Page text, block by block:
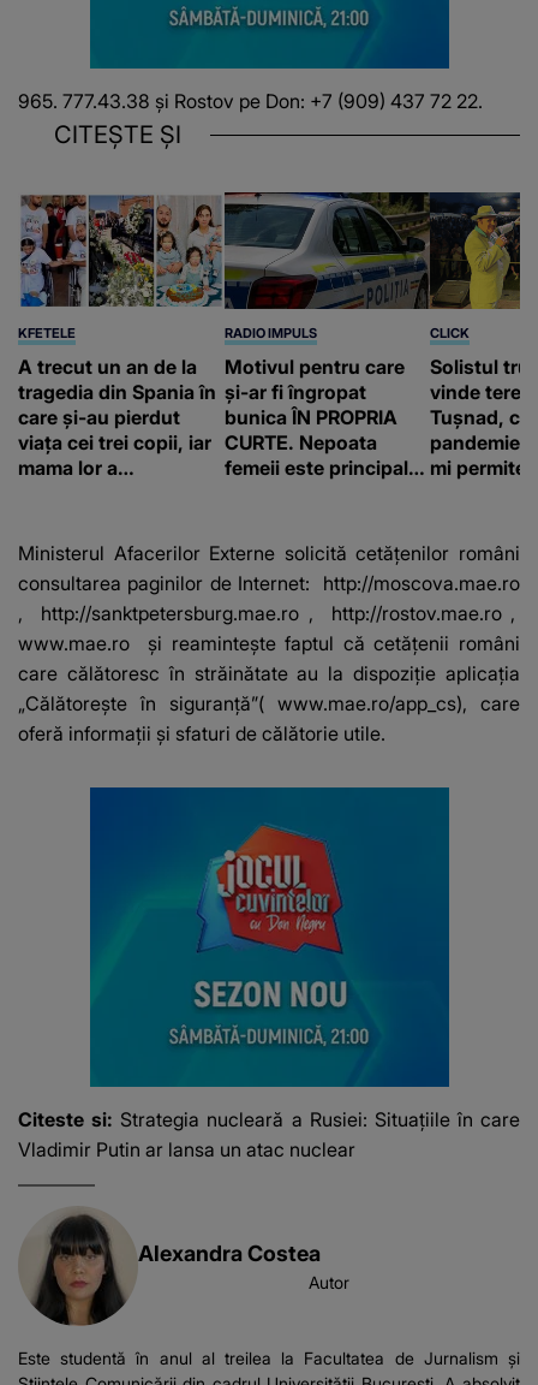
965. 777.43.38 şi Rostov pe Don: +7 (909) 437 72 22.
CITEȘTE ȘI
KFETELE
A trecut un an de la
tragedia din Spania în
care și-au pierdut
viața cei trei copii, iar
mama lor a…
RADIO IMPULS
Motivul pentru care
și-ar fi îngropat
bunica ÎN PROPRIA
CURTE. Nepoata
femeii este principalul
DESCOPERIT DE
ANCHETATORI a șocat
localnicii
CLICK
Solistul
vinde
Tușnad,
pandemie:
mi permite
Ministerul Afacerilor Externe solicită cetăţenilor români
consultarea paginilor de Internet: http://moscova.mae.ro
, http://sanktpetersburg.mae.ro , http://rostov.mae.ro,
www.mae.ro şi reaminteşte faptul că cetăţenii români
care călătoresc în străinătate au la dispoziţie aplicaţia
„Călătoreşte în siguranţă”( www.mae.ro/app_cs), care
oferă informaţii şi sfaturi de călătorie utile.
Citeste si: Strategia nucleară a Rusiei: Situațiile în care
Vladimir Putin ar lansa un atac nuclear
Alexandra Costea
Autor
Este studentă în anul al treilea la Facultatea de Jurnalism și